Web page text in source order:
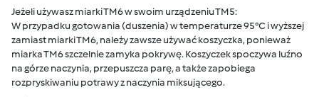
Jeżeli używasz miarki TM6 w swoim urządzeniu TM5:
W przypadku gotowania (duszenia) w temperaturze 95°C i wyższej
zamiast miarki TM6, należy zawsze używać koszyczka, ponieważ
miarka TM6 szczelnie zamyka pokrywę. Koszyczek spoczywa luźno
na górze naczynia, przepuszcza parę, a także zapobiega
rozpryskiwaniu potrawy z naczynia miksującego.